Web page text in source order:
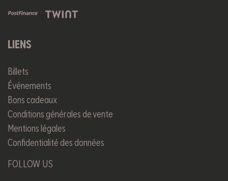
LIENS
Billets
Événements
Bons cadeaux
Conditions générales de vente
Mentions légales
Confidentialité des données
FOLLOW US